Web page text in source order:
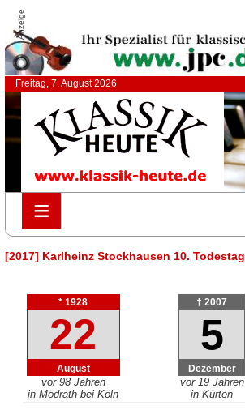
Anzeige
Freitag, 7. August 2026
≡
≡
[2017] Karlheinz Stockhausen 10. Todestag
* 1928
22
August
vor 98 Jahren
in Mödrath bei Köln
† 2007
5
Dezember
vor 19 Jahren
in Kürten